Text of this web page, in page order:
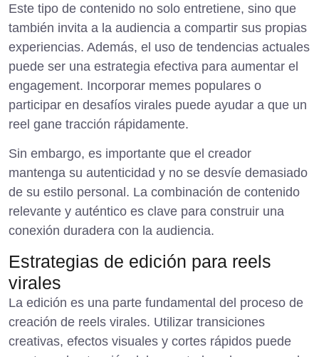
Este tipo de contenido no solo entretiene, sino que
también invita a la audiencia a compartir sus propias
experiencias. Además, el uso de tendencias actuales
puede ser una estrategia efectiva para aumentar el
engagement. Incorporar memes populares o
participar en desafíos virales puede ayudar a que un
reel gane tracción rápidamente.
Sin embargo, es importante que el creador
mantenga su autenticidad y no se desvíe demasiado
de su estilo personal. La combinación de contenido
relevante y auténtico es clave para construir una
conexión duradera con la audiencia.
Estrategias de edición para reels
virales
La edición es una parte fundamental del proceso de
creación de reels virales. Utilizar transiciones
creativas, efectos visuales y cortes rápidos puede